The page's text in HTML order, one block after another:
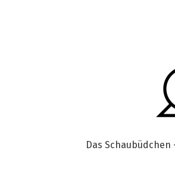
Das